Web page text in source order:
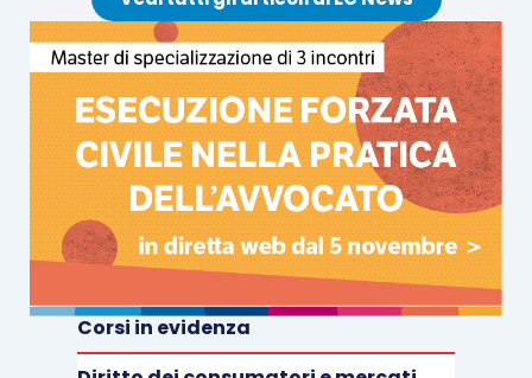
Corsi in evidenza